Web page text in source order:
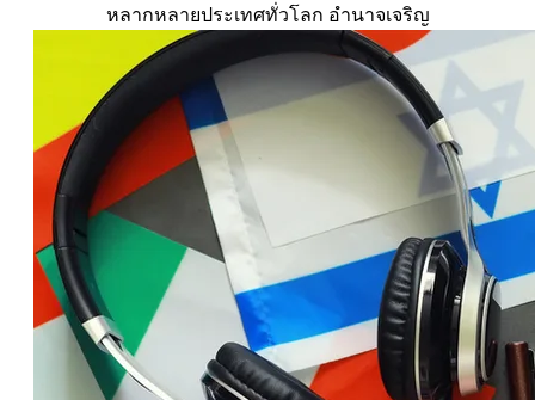
หลากหลายประเทศทั่วโลก อำนาจเจริญ